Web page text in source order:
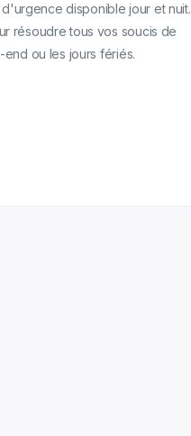
disponible jour et nuit.
résoudre tous vos soucis de
ou les jours fériés.